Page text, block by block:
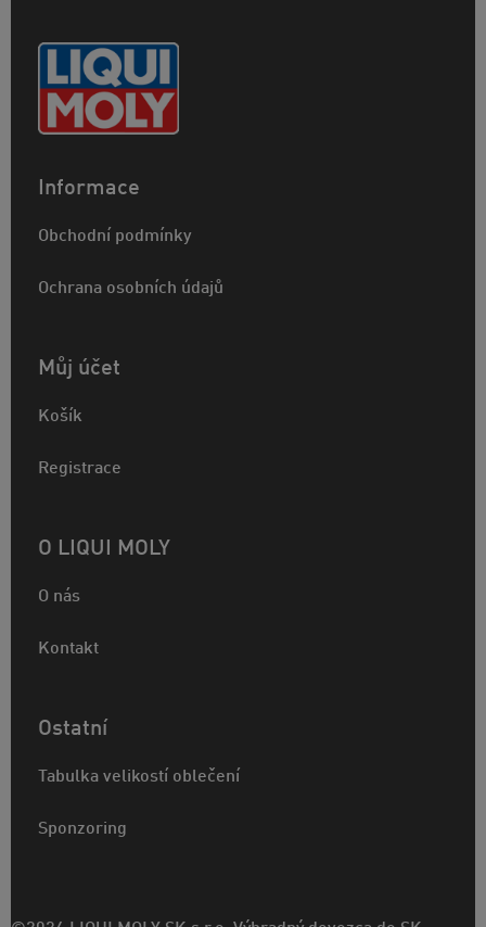
Informace
Obchodní podmínky
Ochrana osobních údajů
Můj účet
Košík
Registrace
O LIQUI MOLY
O nás
Kontakt
Ostatní
Tabulka velikostí oblečení
Sponzoring